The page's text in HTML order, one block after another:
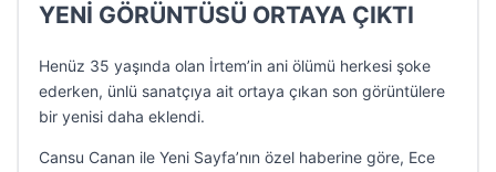
YENİ GÖRÜNTÜSÜ ORTAYA ÇIKTI
Henüz 35 yaşında olan İrtem’in ani ölümü herkesi şoke
ederken, ünlü sanatçıya ait ortaya çıkan son görüntülere
bir yenisi daha eklendi.
Cansu Canan ile Yeni Sayfa’nın özel haberine göre, Ece